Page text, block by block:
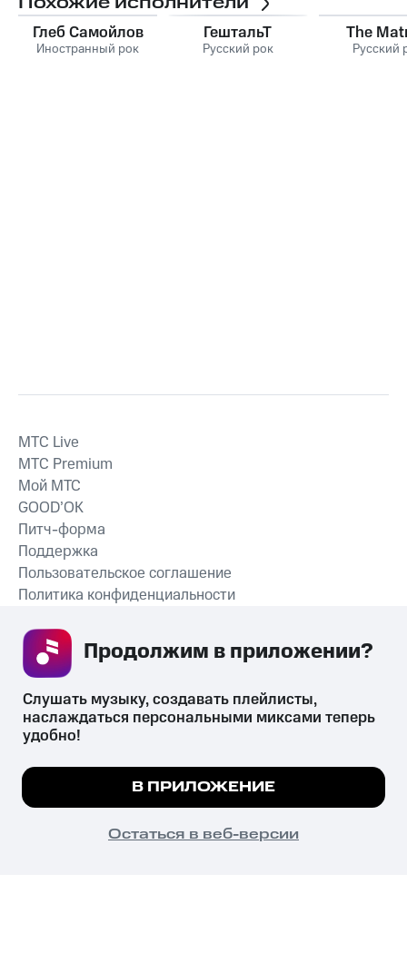
Глеб Самойлов
Иностранный рок
ГештальТ
Русский рок
The
Русский
СКАЧАТЬ ПРИЛОЖЕНИЕ
MTС Live
MTС Premium
Мой МТС
GOOD’OK
Питч-форма
Поддержка
Пользовательское соглашение
Политика конфиденциальности
психотропных веществ, их аналогов причиняет вред здоровью,
их незаконный оборот запрещён и влечёт установленную
законодательством ответственность.
© 2026 ООО «КИОН».
Все права защищены
Мы используем куки, чтобы на сайте все
Подробнее
ПОНЯТНО
Слушать музыку, создавать плейлисты,
наслаждаться персональными миксами теперь
удобно!
В ПРИЛОЖЕНИЕ
Остаться в веб-версии